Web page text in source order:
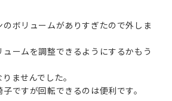
ボリュームがありすぎたので外しま
ームを調整できるようにするかもう
ませんでした。
ですが回転できるのは便利です。